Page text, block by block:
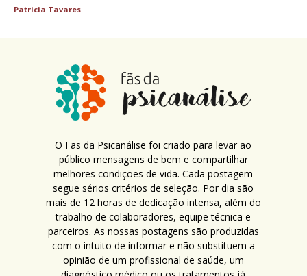
Patricia Tavares
O Fãs da Psicanálise foi criado para levar ao
público mensagens de bem e compartilhar
melhores condições de vida. Cada postagem
segue sérios critérios de seleção. Por dia são
mais de 12 horas de dedicação intensa, além do
trabalho de colaboradores, equipe técnica e
parceiros. As nossas postagens são produzidas
com o intuito de informar e não substituem a
opinião de um profissional de saúde, um